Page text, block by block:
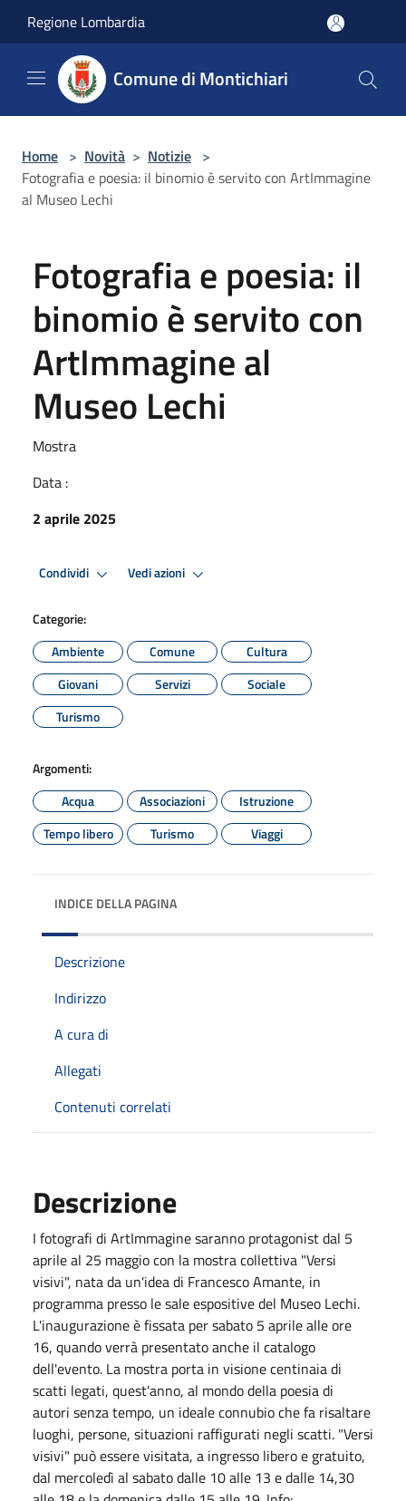
Regione Lombardia
Comune di Montichiari
Home > Novità > Notizie >
Fotografia e poesia: il binomio è servito con ArtImmagine
al Museo Lechi
Fotografia e poesia: il
binomio è servito con
ArtImmagine al
Museo Lechi
Mostra
Data :
2 aprile 2025
Condividi Vedi azioni
Categorie:
Ambiente
Comune
Cultura
Giovani
Servizi
Sociale
Turismo
Argomenti:
Acqua
Associazioni
Istruzione
Tempo libero
Turismo Viaggi
INDICE DELLA PAGINA
Descrizione
Indirizzo
A cura di
Allegati
Contenuti correlati
Descrizione
I fotografi di ArtImmagine saranno protagonist dal 5
aprile al 25 maggio con la mostra collettiva "Versi
visivi", nata da un'idea di Francesco Amante, in
programma presso le sale espositive del Museo Lechi.
L'inaugurazione è fissata per sabato 5 aprile alle ore
16, quando verrà presentato anche il catalogo
dell'evento. La mostra porta in visione centinaia di
scatti legati, quest'anno, al mondo della poesia di
autori senza tempo, un ideale connubio che fa risaltare
luoghi, persone, situazioni raffigurati negli scatti. "Versi
visivi" può essere visitata, a ingresso libero e gratuito,
dal mercoledì al sabato dalle 10 alle 13 e dalle 14,30